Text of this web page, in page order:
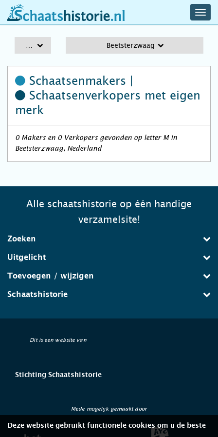
schaatshistorie.nl
Beetsterzwaag
Schaatsenmakers |
Schaatsenverkopers met eigen
merk
0 Makers en 0 Verkopers gevonden op letter M in
Beetsterzwaag, Nederland
Alle schaatshistorie op één handige
verzamelsite!
Zoeken
Uitgelicht
Toevoegen / wijzigen
Schaatshistorie
Dit is een website van
Stichting Schaatshistorie
Mede mogelijk gemaakt door
Deze website gebruikt functionele cookies om u de beste